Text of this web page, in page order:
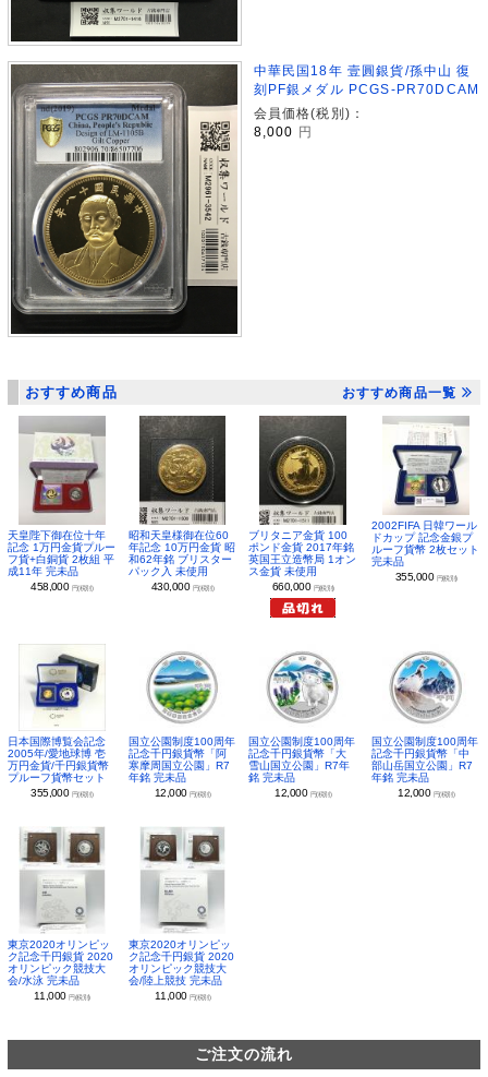
中華民国18年 壹圓銀貨/孫中山 復
刻PF銀メダル PCGS-PR70DCAM
会員価格(税別)：
8,000 円
おすすめ商品 おすすめ商品一覧
天皇陛下御在位十年
記念 1万円金貨プルー
フ貨+白銅貨 2枚組 平
成11年 完未品
458,000 円(税別)
昭和天皇様御在位60
年記念 10万円金貨 昭
和62年銘 ブリスター
パック入 未使用
430,000 円(税別)
ブリタニア金貨 100
ポンド金貨 2017年銘
英国王立造幣局 1オン
ス金貨 未使用
660,000 円(税別)
2002FIFA 日韓ワール
ドカップ 記念金銀プ
ルーフ貨幣 2枚セット
完未品
355,000 円(税別)
日本国際博覧会記念
2005年/愛地球博 壱
万円金貨/千円銀貨幣
プルーフ貨幣セット
355,000 円(税別)
国立公園制度100周年
記念千円銀貨幣「阿
寒摩周国立公園」R7
年銘 完未品
12,000 円(税別)
国立公園制度100周年
記念千円銀貨幣「大
雪山国立公園」R7年
銘 完未品
12,000 円(税別)
国立公園制度100周年
記念千円銀貨幣「中
部山岳国立公園」R7
年銘 完未品
12,000 円(税別)
東京2020オリンピッ
ク記念千円銀貨 2020
オリンピック競技大
会/水泳 完未品
11,000円(税別)
東京2020オリンピッ
ク記念千円銀貨 2020
オリンピック競技大
会/陸上競技 完未品
11,000 円(税別)
ご注文の流れ